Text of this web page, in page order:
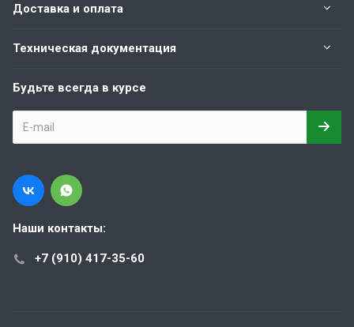
Доставка и оплата
Техническая документация
Будьте всегда в курсе
Наши контакты:
+7 (910) 417-35-60